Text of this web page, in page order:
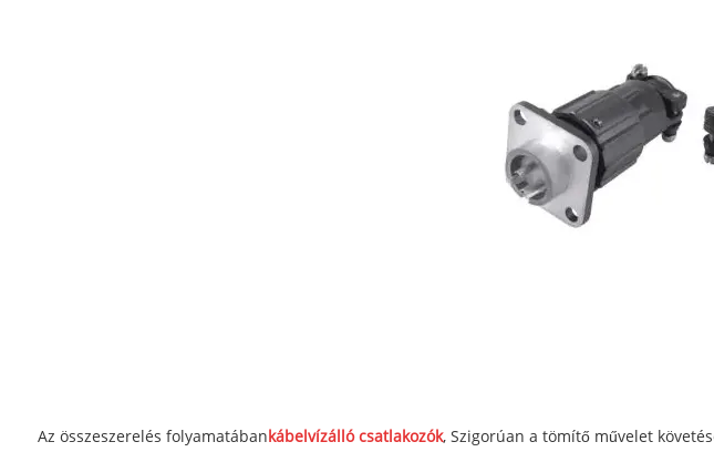
Az összeszerelés folyamatábankábelvízálló csatlakozók, Szigorúan a tömítő művelet